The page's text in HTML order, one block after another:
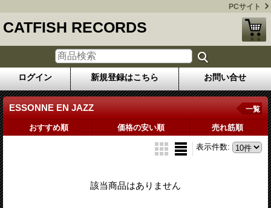
PCサイト
CATFISH RECORDS
ログイン 新規登録はこちら お問い合せ
ESSONNE EN JAZZ 一覧
おすすめ順 価格の安い順 売れ筋順
表示件数:
該当商品はありません